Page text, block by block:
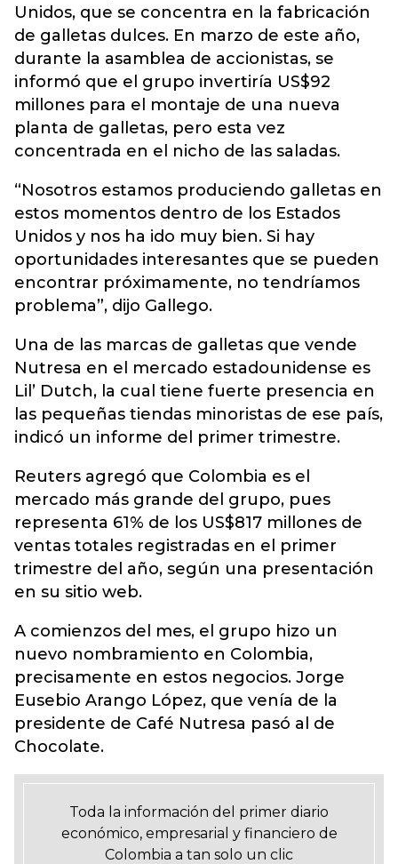
Unidos, que se concentra en la fabricación
de galletas dulces. En marzo de este año,
durante la asamblea de accionistas, se
informó que el grupo invertiría US$92
millones para el montaje de una nueva
planta de galletas, pero esta vez
concentrada en el nicho de las saladas.
“Nosotros estamos produciendo galletas en
estos momentos dentro de los Estados
Unidos y nos ha ido muy bien. Si hay
oportunidades interesantes que se pueden
encontrar próximamente, no tendríamos
problema”, dijo Gallego.
Una de las marcas de galletas que vende
Nutresa en el mercado estadounidense es
Lil’ Dutch, la cual tiene fuerte presencia en
las pequeñas tiendas minoristas de ese país,
indicó un informe del primer trimestre.
Reuters agregó que Colombia es el
mercado más grande del grupo, pues
representa 61% de los US$817 millones de
ventas totales registradas en el primer
trimestre del año, según una presentación
en su sitio web.
A comienzos del mes, el grupo hizo un
nuevo nombramiento en Colombia,
precisamente en estos negocios. Jorge
Eusebio Arango López, que venía de la
presidente de Café Nutresa pasó al de
Chocolate.
Toda la información del primer diario
económico, empresarial y financiero de
Colombia a tan solo un clic